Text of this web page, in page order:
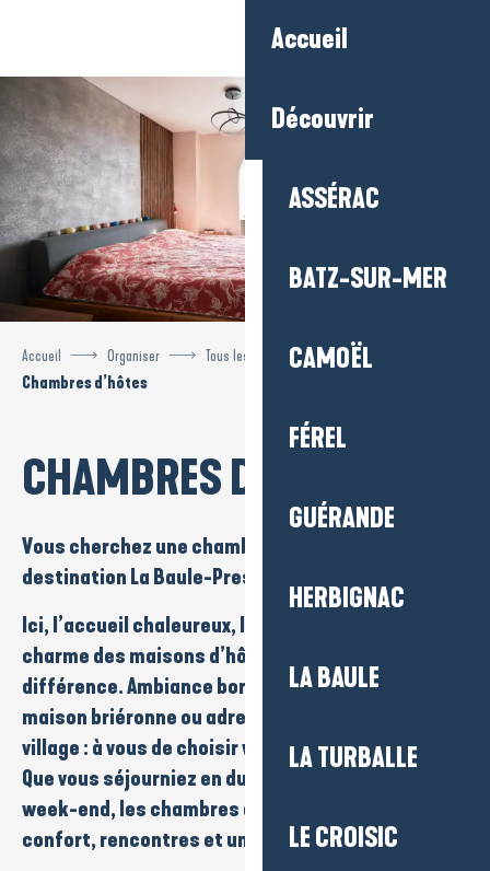
Accueil
Découvrir
ASSÉRAC
BATZ-SUR-MER
CAMOËL
FÉREL
GUÉRANDE
HERBIGNAC
LA BAULE
LA TURBALLE
LE CROISIC
Accueil Organiser
Tous les hébergements
Chambres d’hôtes
CHAMBRES D’HÔTES
Vous cherchez une chambre d’hôtes
destination La Baule-Presqu’île de Guérande ?
Ici, l’accueil chaleureux, la convivialité et le
charme des maisons d’hôtes font toute la
différence. Ambiance bord de mer,cadre nature
maison briéronne ou adresse cosy
village : à vous de choisir votre atmosphère idéale.
Que vous séjourniez en duo
week-end, les chambres d’hôtes vous offrent
confort, rencontres et un vrai goût du territoire.